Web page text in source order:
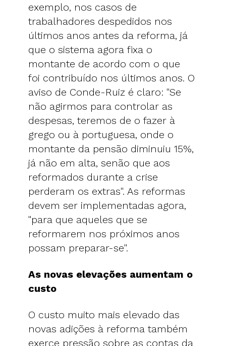
exemplo, nos casos de
trabalhadores despedidos nos
últimos anos antes da reforma, já
que o sistema agora fixa o
montante de acordo com o que
foi contribuído nos últimos anos. O
aviso de Conde-Ruiz é claro: "Se
não agirmos para controlar as
despesas, teremos de o fazer à
grego ou à portuguesa, onde o
montante da pensão diminuiu 15%,
já não em alta, senão que aos
reformados durante a crise
perderam os extras". As reformas
devem ser implementadas agora,
"para que aqueles que se
reformarem nos próximos anos
possam preparar-se".
As novas elevações aumentam o
custo
O custo muito mais elevado das
novas adições à reforma também
exerce pressão sobre as contas da